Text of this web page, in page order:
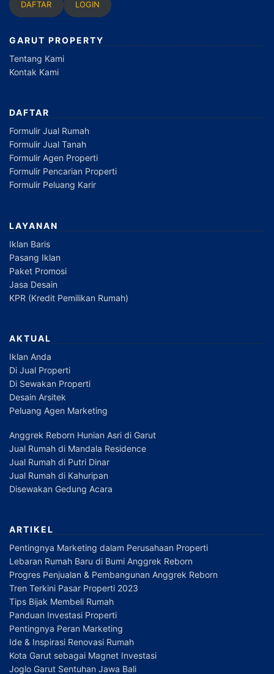
DAFTAR LOGIN
GARUT PROPERTY
Tentang Kami
Kontak Kami
DAFTAR
Formulir Jual Rumah
Formulir Jual Tanah
Formulir Agen Properti
Formulir Pencarian Properti
Formulir Peluang Karir
LAYANAN
Iklan Baris
Pasang Iklan
Paket Promosi
Jasa Desain
KPR (Kredit Pemilikan Rumah)
AKTUAL
Iklan Anda
Di Jual Properti
Di Sewakan Properti
Desain Arsitek
Peluang Agen Marketing
Anggrek Reborn Hunian Asri di Garut
Jual Rumah di Mandala Residence
Jual Rumah di Putri Dinar
Jual Rumah di Kahuripan
Disewakan Gedung Acara
ARTIKEL
Pentingnya Marketing dalam Perusahaan Properti
Lebaran Rumah Baru di Bumi Anggrek Reborn
Progres Penjualan & Pembangunan Anggrek Reborn
Tren Terkini Pasar Properti 2023
Tips Bijak Membeli Rumah
Panduan Investasi Properti
Pentingnya Peran Marketing
Ide & Inspirasi Renovasi Rumah
Kota Garut sebagai Magnet Investasi
Joglo Garut Sentuhan Jawa Bali